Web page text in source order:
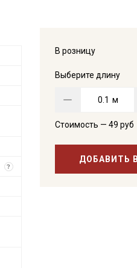
В розницу
Выберите длину
м
Стоимость — 49 руб
ДОБАВИТЬ
?